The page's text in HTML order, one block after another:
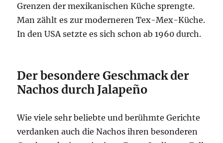
Grenzen der mexikanischen Küche sprengte.
Man zählt es zur moderneren Tex-Mex-Küche.
In den USA setzte es sich schon ab 1960 durch.
Der besondere Geschmack der
Nachos durch Jalapeño
Wie viele sehr beliebte und berühmte Gerichte
verdanken auch die Nachos ihren besonderen